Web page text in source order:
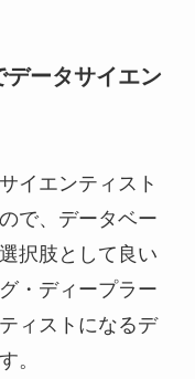
ータサイエン
イエンティスト
で、データベー
択肢として良い
・ディープラー
ィストになるデ
。